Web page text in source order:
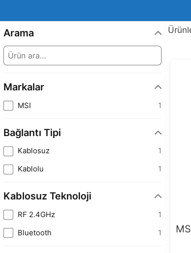
Arama
Markalar
MSI 1
Bağlantı Tipi
Kablosuz
1
Kablolu
1
Kablosuz Teknoloji
RF 2.4GHz
1
Bluetooth
1